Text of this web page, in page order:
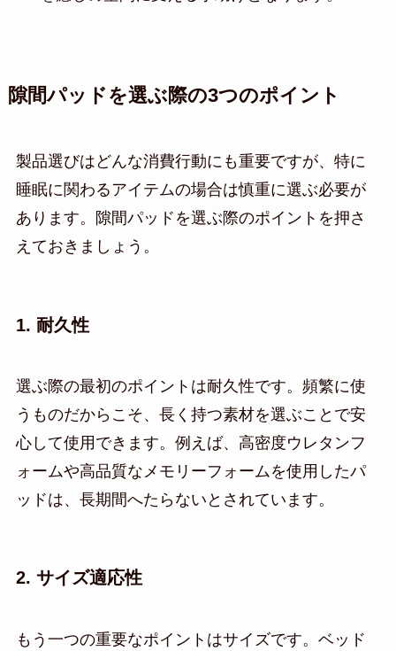
隙間パッドを選ぶ際の3つのポイント
製品選びはどんな消費行動にも重要ですが、特に
睡眠に関わるアイテムの場合は慎重に選ぶ必要が
あります。隙間パッドを選ぶ際のポイントを押さ
えておきましょう。
1. 耐久性
選ぶ際の最初のポイントは耐久性です。頻繁に使
うものだからこそ、長く持つ素材を選ぶことで安
心して使用できます。例えば、高密度ウレタンフ
ォームや高品質なメモリーフォームを使用したパ
ッドは、長期間へたらないとされています。
2. サイズ適応性
もう一つの重要なポイントはサイズです。ベッド